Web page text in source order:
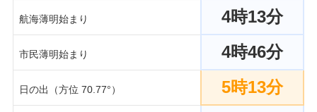
航海薄明始まり 4時13分
市民薄明始まり 4時46分
日の出（方位 70.77°） 5時13分